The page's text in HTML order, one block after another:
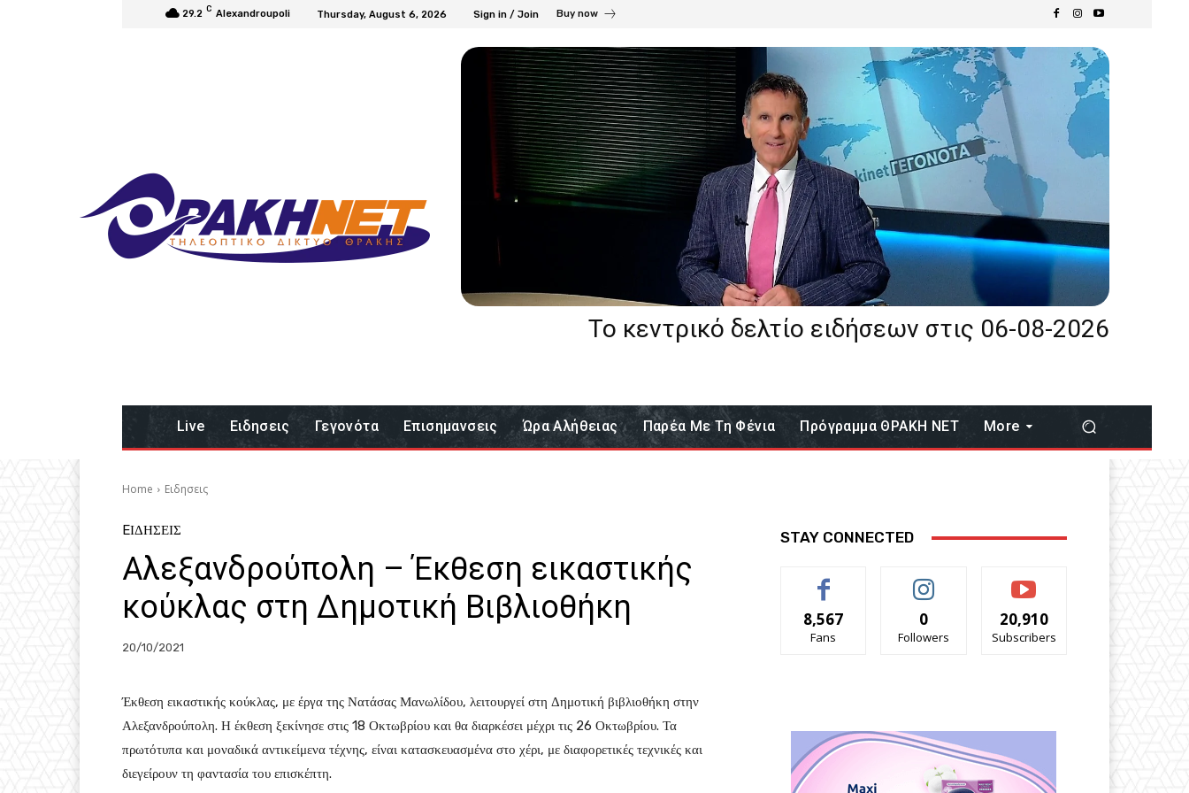
29.2 C Alexandroupoli Thursday, August 6, 2026 Sign in / Join Buy now
Το κεντρικό δελτίο ειδήσεων στις 06-08-2026
Live Eιδησεις Γεγονότα Επισημανσεις Ώρα Αλήθειας Παρέα Με Τη Φένια Πρόγραμμα ΘΡΑΚΗ ΝΕΤ More
Home Eιδησεις
EΙΔΗΣΕΙΣ
Αλεξανδρούπολη – Έκθεση εικαστικής
κούκλας στη Δημοτική Βιβλιοθήκη
20/10/2021
Έκθεση εικαστικής κούκλας, με έργα της Νατάσας Μανωλίδου, λειτουργεί στη Δημοτική βιβλιοθήκη στην
Αλεξανδρούπολη. Η έκθεση ξεκίνησε στις 18 Οκτωβρίου και θα διαρκέσει μέχρι τις 26 Οκτωβρίου. Τα
πρωτότυπα και μοναδικά αντικείμενα τέχνης, είναι κατασκευασμένα στο χέρι, με διαφορετικές τεχνικές και
διεγείρουν τη φαντασία του επισκέπτη.
STAY CONNECTED
8,567
Fans
0
Followers
20,910
Subscribers